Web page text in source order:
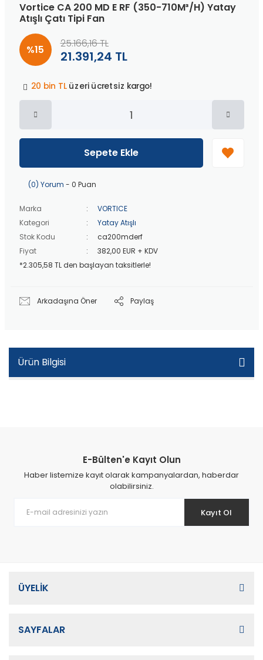
Vortice CA 200 MD E RF (350-710M³/H) Yatay
Atışlı Çatı Tipi Fan
%15 21.391,24 TL
25.166,16 TL
20 bin TLüzeri ücretsiz kargo!
40 bin TL
Peşin fiyatına
üzeri ücretsiz kargo!
üzeri ücretsiz kargo!
40 bin TLüzeri özel teklif!
Sepete Ekle
(0) Yorum - 0 Puan
Marka
VORTICE
Kategori
Yatay Atışlı
Stok Kodu
ca200mderf
Fiyat
382,00 EUR + KDV
*2.305,58 TL den başlayan taksitlerle!
Arkadaşına Öner Paylaş
Ürün Bilgisi
E-Bülten'e Kayıt Olun
Haber listemize kayıt olarak kampanyalardan, haberdar
olabilirsiniz.
Kayıt Ol
ÜYELİK
SAYFALAR